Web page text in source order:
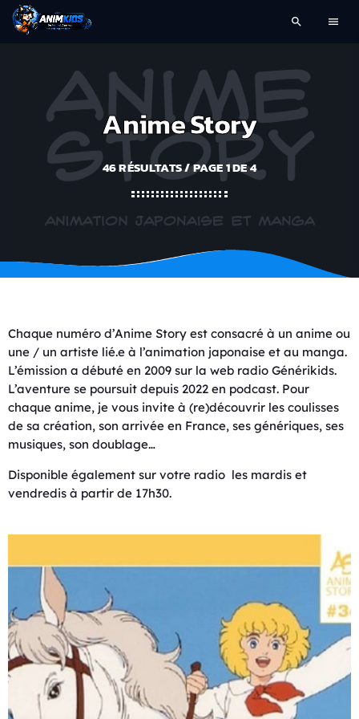
search menu
Anime Story
46 RÉSULTATS / PAGE 1 DE 4
Chaque numéro d’Anime Story est consacré à un anime ou
une / un artiste lié.e à l’animation japonaise et au manga.
L’émission a débuté en 2009 sur la web radio Générikids.
L’aventure se poursuit depuis 2022 en podcast. Pour
chaque anime, je vous invite à (re)découvrir les coulisses
de sa création, son arrivée en France, ses génériques, ses
musiques, son doublage…
Disponible également sur votre radio les mardis et
vendredis à partir de 17h30.